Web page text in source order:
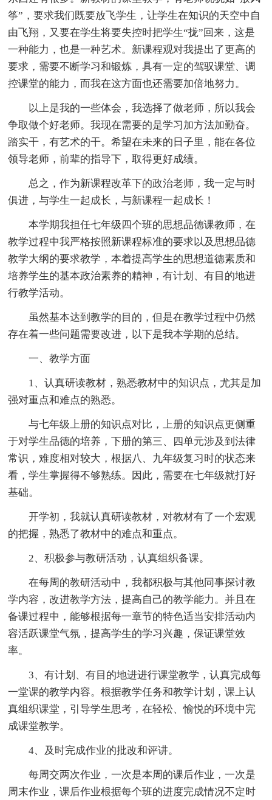
筝”，要求我们既要放飞学生，让学生在知识的天空中自
由飞翔，又要在学生将要失控时把学生“拢”回来，这是
一种能力，也是一种艺术。新课程观对我提出了更高的
要求，需要不断学习和锻炼，具有一定的驾驭课堂、调
控课堂的能力，而我在这方面也还需要加倍地努力。
以上是我的一些体会，我选择了做老师，所以我会
争取做个好老师。我现在需要的是学习加方法加勤奋。
踏实干，有艺术的干。希望在未来的日子里，能在各位
领导老师，前辈的指导下，取得更好成绩。
总之，作为新课程改革下的政治老师，我一定与时
俱进，与学生一起成长，与新课程一起成长！
本学期我担任七年级四个班的思想品德课教师，在
教学过程中我严格按照新课程标准的要求以及思想品德
教学大纲的要求教学，本着提高学生的思想道德素质和
培养学生的基本政治素养的精神，有计划、有目的地进
行教学活动。
虽然基本达到教学的目的，但是在教学过程中仍然
存在着一些问题需要改进，以下是我本学期的总结。
一、教学方面
1、认真研读教材，熟悉教材中的知识点，尤其是加
强对重点和难点的熟悉。
与七年级上册的知识点对比，上册的知识点更侧重
于对学生品德的培养，下册的第三、四单元涉及到法律
常识，难度相对较大，根据八、九年级复习时的状态来
看，学生掌握得不够熟练。因此，需要在七年级就打好
基础。
开学初，我就认真研读教材，对教材有了一个宏观
的把握，熟悉了教材中的难点和重点。
2、积极参与教研活动，认真组织备课。
在每周的教研活动中，我都积极与其他同事探讨教
学内容，改进教学方法，提高自己的教学能力。并且在
备课过程中，能够根据每一章节的特色适当安排活动内
容活跃课堂气氛，提高学生的学习兴趣，保证课堂效
率。
3、有计划、有目的地进进行课堂教学，认真完成每
一堂课的教学内容。根据教学任务和教学计划，课上认
真组织课堂，引导学生思考，在轻松、愉悦的环境中完
成课堂教学。
4、及时完成作业的批改和评讲。
每周交两次作业，一次是本周的课后作业，一次是
周末作业，课后作业根据每个班的进度完成情况不定时